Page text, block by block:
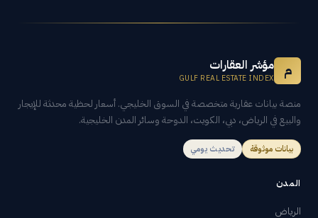
م مؤشر العقارات
GULF REAL ESTATE INDEX
منصة بيانات عقارية متخصصة في السوق الخليجي. أسعار لحظية محدثة للإيجار
والبيع في الرياض، دبي، الكويت، الدوحة وسائر المدن الخليجية.
بيانات موثوقة تحديث يومي
المدن
الرياض